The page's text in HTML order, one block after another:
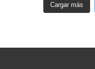
Cargar más